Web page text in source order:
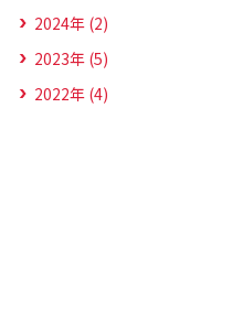
2024年 (2)
2023年 (5)
2022年 (4)